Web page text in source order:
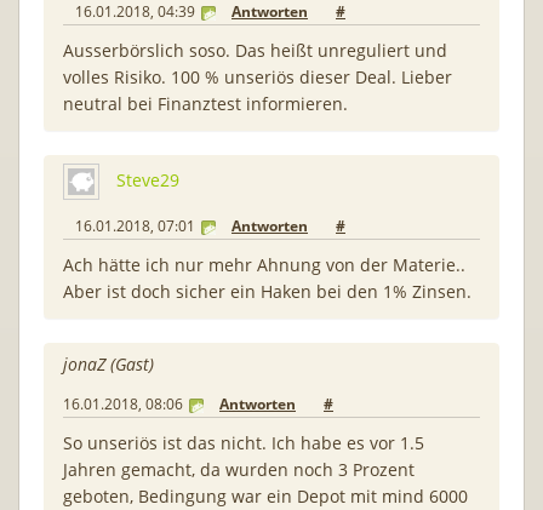
16.01.2018, 04:39 Antworten #
Ausserbörslich soso. Das heißt unreguliert und
volles Risiko. 100 % unseriös dieser Deal. Lieber
neutral bei Finanztest informieren.
Steve29
16.01.2018, 07:01 Antworten #
Ach hätte ich nur mehr Ahnung von der Materie..
Aber ist doch sicher ein Haken bei den 1% Zinsen.
jonaZ (Gast)
16.01.2018, 08:06 Antworten #
So unseriös ist das nicht. Ich habe es vor 1.5
Jahren gemacht, da wurden noch 3 Prozent
geboten, Bedingung war ein Depot mit mind 6000